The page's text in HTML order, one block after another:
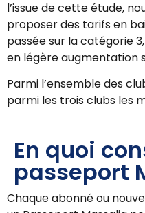
l’issue de cette étude,
proposer des tarifs en
passée sur la catégorie
en légère augmentation
Parmi l’ensemble des
parmi les trois clubs les
En quoi
passeport
Chaque abonné ou